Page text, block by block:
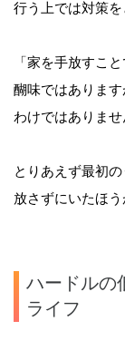
行う上では対策を
「家を手放すこ
醐味ではありま
わけではありませ
とりあえず最初
放さずにいたほう
ハードルの
ライフ